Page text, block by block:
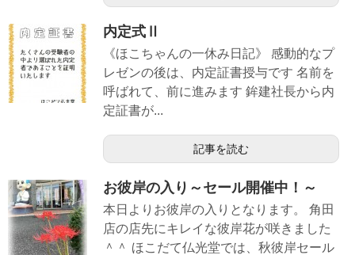
内定式Ⅱ
《ほこちゃんの一休み日記》 感動的なプ
レゼンの後は、内定証書授与です 名前を
呼ばれて、前に進みます 鉾建社長から内
定証書が...
記事を読む
お彼岸の入り～セール開催中！～
本日よりお彼岸の入りとなります。 角田
店の店先にキレイな彼岸花が咲きました
＾＾ ほこだて仏光堂では、秋彼岸セール